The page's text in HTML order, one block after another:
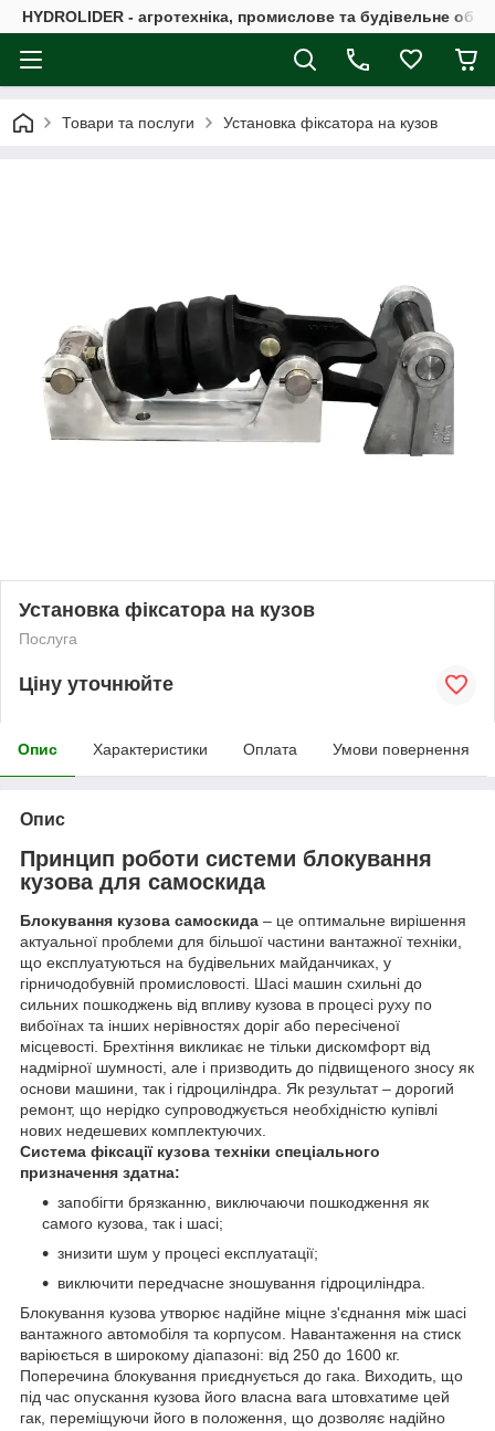
HYDROLIDER - агротехніка, промислове та будівельне
Товари та послуги Установка фіксатора на кузов
Установка фіксатора на кузов
Послуга
Ціну уточнюйте
Опис Характеристики Оплата Умови повернення
Опис
Принцип роботи системи блокування
кузова для самоскида
Блокування кузова самоскида – це оптимальне вирішення
актуальної проблеми для більшої частини вантажної техніки,
що експлуатуються на будівельних майданчиках, у
гірничодобувній промисловості. Шасі машин схильні до
сильних пошкоджень від впливу кузова в процесі руху по
вибоїнах та інших нерівностях доріг або пересіченої
місцевості. Брехтіння викликає не тільки дискомфорт від
надмірної шумності, але і призводить до підвищеного зносу як
основи машини, так і гідроциліндра. Як результат – дорогий
ремонт, що нерідко супроводжується необхідністю купівлі
нових недешевих комплектуючих.
Система фіксації кузова техніки спеціального
призначення здатна:
запобігти брязканню, виключаючи пошкодження як
самого кузова, так і шасі;
знизити шум у процесі експлуатації;
виключити передчасне зношування гідроциліндра.
Блокування кузова утворює надійне міцне з'єднання між шасі
вантажного автомобіля та корпусом. Навантаження на стиск
варіюється в широкому діапазоні: від 250 до 1600 кг.
Поперечина блокування приєднується до гака. Виходить, що
під час опускання кузова його власна вага штовхатиме цей
гак, переміщуючи його в положення, що дозволяє надійно